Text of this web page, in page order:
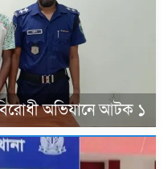
অভিযানে আটক ১